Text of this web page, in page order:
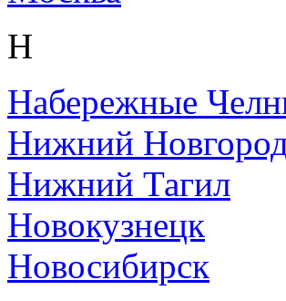
Н
Набережные
Нижний
Нижний Тагил
Новокузнецк
Новосибирск